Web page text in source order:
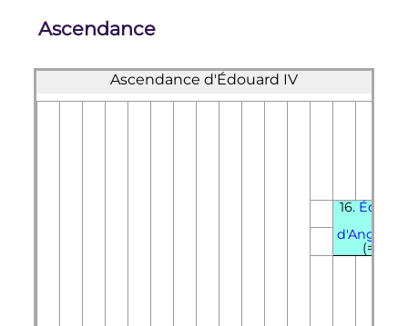
Ascendance
Ascendance d'Édouard IV
16.
(=28)